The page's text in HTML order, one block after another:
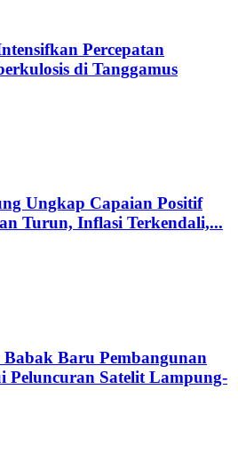
Percepatan
di Tanggamus
Ungkap Capaian Positif
Turun, Inflasi Terkendali,...
Baru Pembangunan
Peluncuran Satelit Lampung-